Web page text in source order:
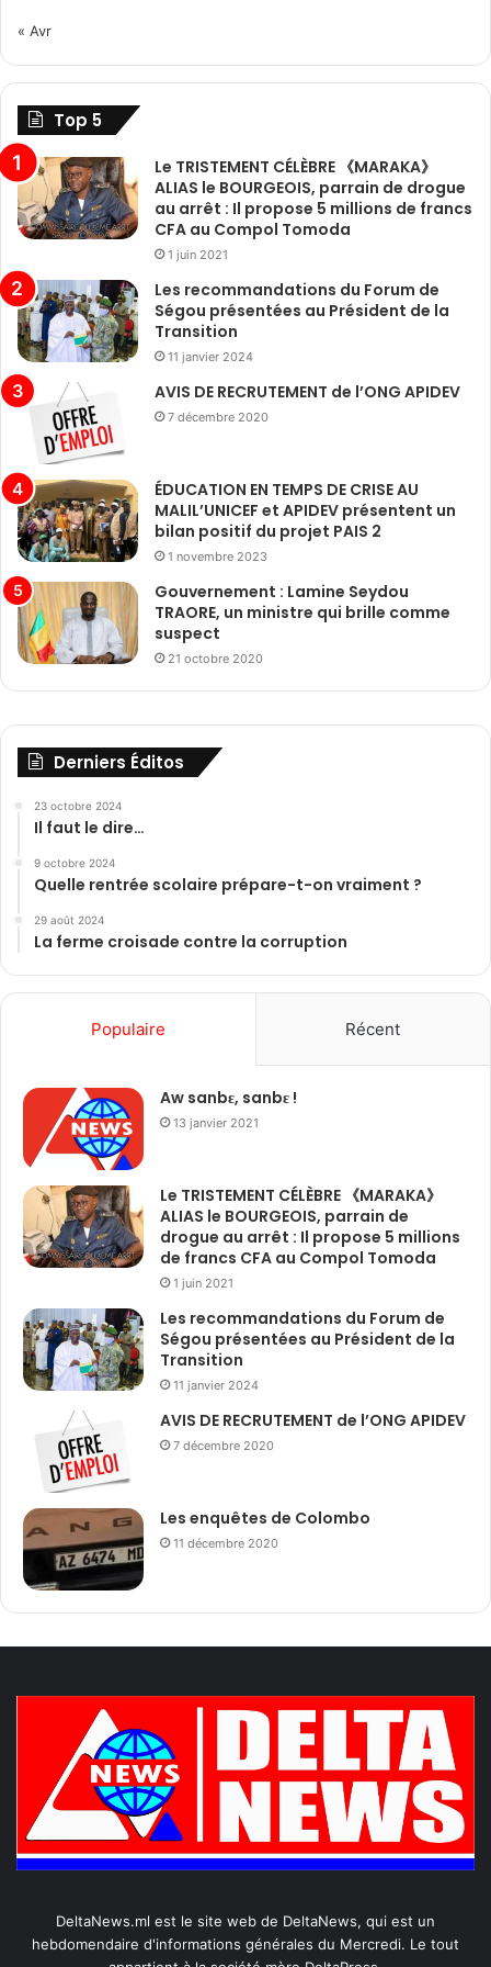
« Avr
Top 5
Le TRISTEMENT CÉLÈBRE 《MARAKA》
ALIAS le BOURGEOIS, parrain de drogue
au arrêt : Il propose 5 millions de francs
CFA au Compol Tomoda
1 juin 2021
Les recommandations du Forum de
Ségou présentées au Président de la
Transition
11 janvier 2024
AVIS DE RECRUTEMENT de l’ONG APIDEV
7 décembre 2020
ÉDUCATION EN TEMPS DE CRISE AU
MALIL’UNICEF et APIDEV présentent un
bilan positif du projet PAIS 2
1 novembre 2023
Gouvernement : Lamine Seydou
TRAORE, un ministre qui brille comme
suspect
21 octobre 2020
Derniers Éditos
23 octobre 2024
Il faut le dire…
9 octobre 2024
Quelle rentrée scolaire prépare-t-on vraiment ?
29 août 2024
La ferme croisade contre la corruption
Populaire Récent
Aw sanbɛ, sanbɛ !
13 janvier 2021
Le TRISTEMENT CÉLÈBRE 《MARAKA》
ALIAS le BOURGEOIS, parrain de
drogue au arrêt : Il propose 5 millions
de francs CFA au Compol Tomoda
1 juin 2021
Les recommandations du Forum de
Ségou présentées au Président de la
Transition
11 janvier 2024
AVIS DE RECRUTEMENT de l’ONG APIDEV
7 décembre 2020
Les enquêtes de Colombo
11 décembre 2020
DeltaNews.ml est le site web de DeltaNews, qui est un
hebdomendaire d'informations générales du Mercredi. Le tout